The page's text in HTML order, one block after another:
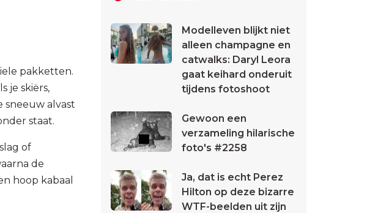
pakketten.
je skiërs,
sneeuw alvast
staat.
of
de
hoop kabaal
Modelleven blijkt niet
alleen champagne en
catwalks: Daryl Leora
gaat keihard onderuit
tijdens fotoshoot
Gewoon een
verzameling hilarische
foto's #2258
Ja, dat is echt Perez
Hilton op deze bizarre
WTF-beelden uit zijn